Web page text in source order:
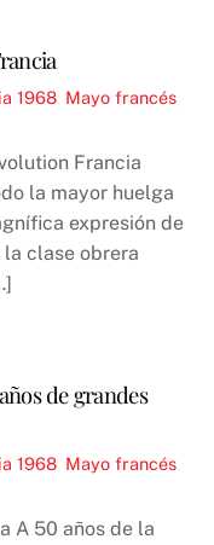
1968 Mayo francés
Francia
la mayor huelga
expresión de
clase obrera
de grandes
1968 Mayo francés
A 50 años de la